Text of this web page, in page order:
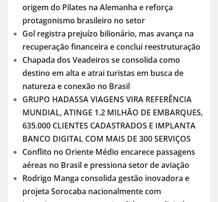
origem do Pilates na Alemanha e reforça
protagonismo brasileiro no setor
Gol registra prejuízo bilionário, mas avança na
recuperação financeira e conclui reestruturação
Chapada dos Veadeiros se consolida como
destino em alta e atrai turistas em busca de
natureza e conexão no Brasil
GRUPO HADASSA VIAGENS VIRA REFERÊNCIA
MUNDIAL, ATINGE 1.2 MILHÃO DE EMBARQUES,
635.000 CLIENTES CADASTRADOS E IMPLANTA
BANCO DIGITAL COM MAIS DE 300 SERVIÇOS
Conflito no Oriente Médio encarece passagens
aéreas no Brasil e pressiona setor de aviação
Rodrigo Manga consolida gestão inovadora e
projeta Sorocaba nacionalmente com